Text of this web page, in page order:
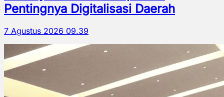
Pentingnya Digitalisasi Daerah
7 Agustus 2026 09.39